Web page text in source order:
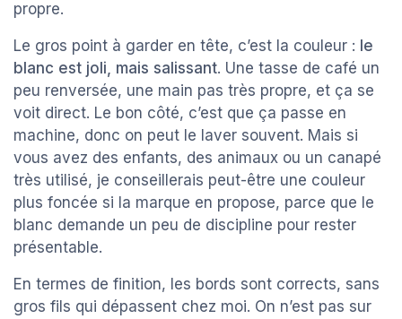
propre.
Le gros point à garder en tête, c’est la couleur : le
blanc est joli, mais salissant. Une tasse de café un
peu renversée, une main pas très propre, et ça se
voit direct. Le bon côté, c’est que ça passe en
machine, donc on peut le laver souvent. Mais si
vous avez des enfants, des animaux ou un canapé
très utilisé, je conseillerais peut-être une couleur
plus foncée si la marque en propose, parce que le
blanc demande un peu de discipline pour rester
présentable.
En termes de finition, les bords sont corrects, sans
gros fils qui dépassent chez moi. On n’est pas sur